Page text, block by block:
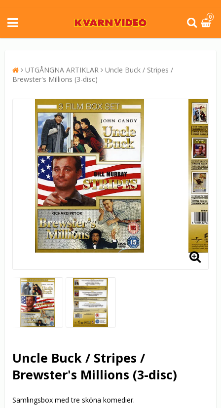
0
UTGÅNGNA ARTIKLAR
Uncle Buck / Stripes /
Brewster's Millions (3-disc)
Uncle Buck / Stripes /
Brewster's Millions (3-disc)
Samlingsbox med tre sköna komedier.